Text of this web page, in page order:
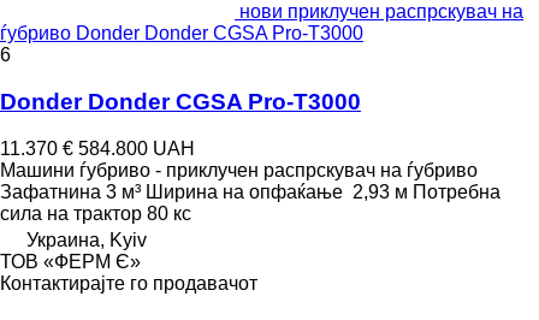
нови приклучен распрскувач на
ѓубриво Donder Donder СGSA Pro-T3000
6
Donder Donder СGSA Pro-T3000
11.370 € 584.800 UAH
Машини ѓубриво - приклучен распрскувач на ѓубриво
Зафатнина 3 м³ Ширина на опфаќање 2,93 м Потребна
сила на трактор 80 кс
Украина, Kyiv
ТОВ «ФЕРМ Є»
Контактирајте го продавачот